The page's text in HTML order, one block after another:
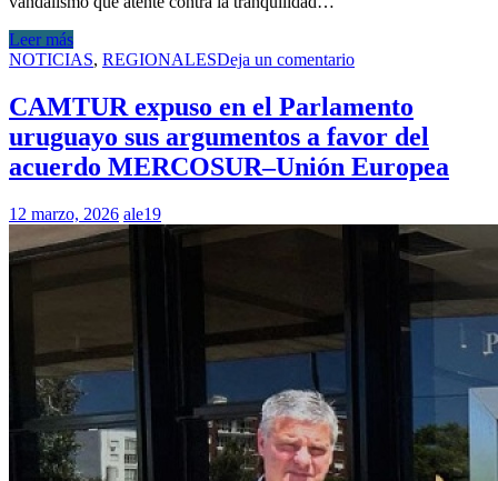
Leer más
NOTICIAS, REGIONALESDeja un comentario
CAMTUR expuso en el Parlamento
uruguayo sus argumentos a favor del
acuerdo MERCOSUR–Unión Europea
12 marzo, 2026 ale19